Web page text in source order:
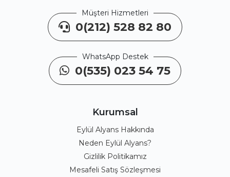
Müşteri Hizmetleri
0(212) 528 82 80
WhatsApp Destek
0(535) 023 54 75
Kurumsal
Eylül Alyans Hakkında
Neden Eylül Alyans?
Gizlilik Politikamız
Mesafeli Satış Sözleşmesi